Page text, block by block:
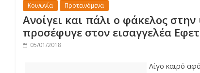
Κοινωνία Προτεινόμενα
Ανοίγει και πάλι ο φάκελος
προσέφυγε στον εισαγγελέα
05/01/2018
Λίγο καιρό